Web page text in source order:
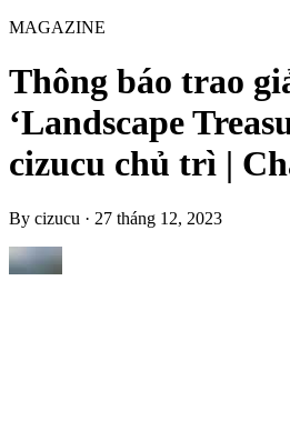
MAGAZINE
Thông báo trao
‘Landscape
cizucu chủ trì |
By cizucu · 27 tháng 12, 2023